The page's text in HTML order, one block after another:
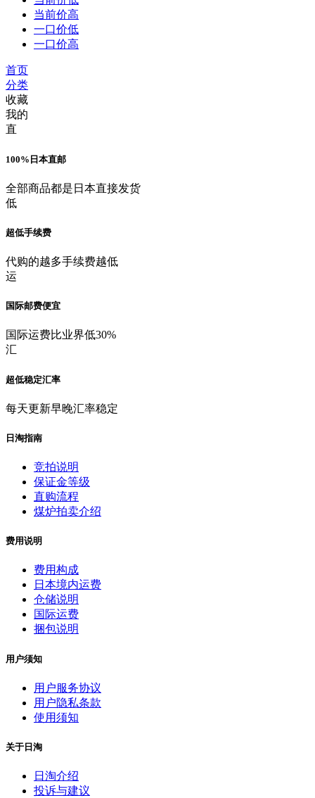
当前价高
一口价低
一口价高
首页
分类
收藏
我的
直
100%日本直邮
全部商品都是日本直接发货
低
超低手续费
代购的越多手续费越低
运
国际邮费便宜
国际运费比业界低30%
汇
超低稳定汇率
每天更新早晚汇率稳定
日淘指南
竞拍说明
保证金等级
直购流程
煤炉拍卖介绍
费用说明
费用构成
日本境内运费
仓储说明
国际运费
捆包说明
用户须知
用户服务协议
用户隐私条款
使用须知
关于日淘
日淘介绍
投诉与建议